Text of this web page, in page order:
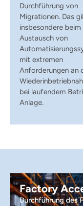
Durchführung von
Migrationen. Das
insbesondere beim
Austausch von
mit extremen
Anforderungen an
bei laufendem
Anlage.
Factory
Durchführung des